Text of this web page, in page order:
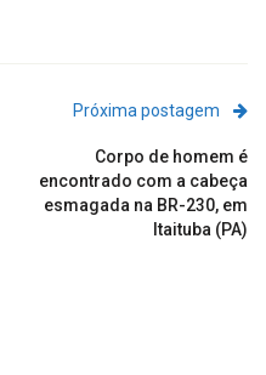
Próxima postagem
Corpo de homem é
encontrado com a cabeça
esmagada na BR-230, em
Itaituba (PA)